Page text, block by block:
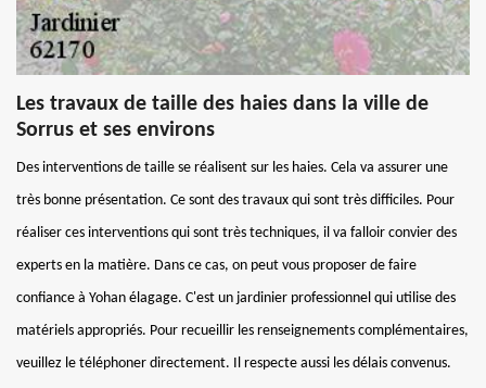
Les travaux de taille des haies dans la ville de
Sorrus et ses environs
Des interventions de taille se réalisent sur les haies. Cela va assurer une
très bonne présentation. Ce sont des travaux qui sont très difficiles. Pour
réaliser ces interventions qui sont très techniques, il va falloir convier des
experts en la matière. Dans ce cas, on peut vous proposer de faire
confiance à Yohan élagage. C'est un jardinier professionnel qui utilise des
matériels appropriés. Pour recueillir les renseignements complémentaires,
veuillez le téléphoner directement. Il respecte aussi les délais convenus.